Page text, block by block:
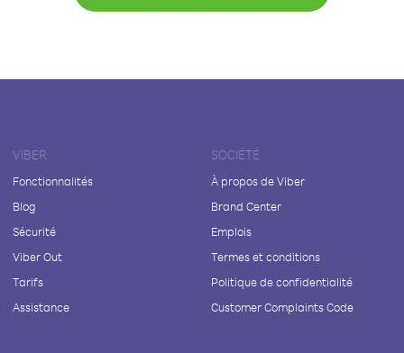
VIBER
Fonctionnalités
Blog
Sécurité
Viber Out
Tarifs
Assistance
SOCIÉTÉ
À propos de Viber
Brand Center
Emplois
Termes et conditions
Politique de confidentialité
Customer Complaints Code